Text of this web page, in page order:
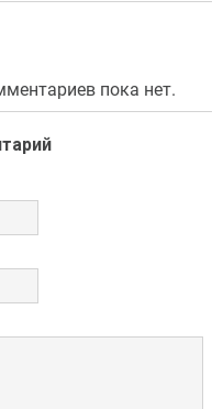
пока нет.